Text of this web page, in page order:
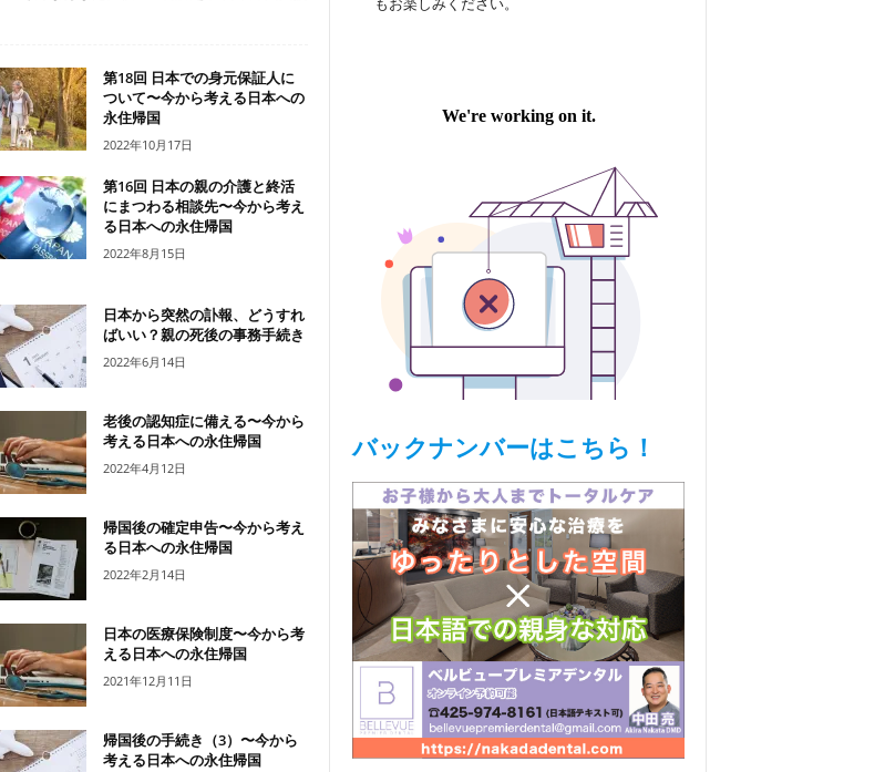
第18回 日本での身元保証人に
ついて〜今から考える日本への
永住帰国
2022年10月17日
第16回 日本の親の介護と終活
にまつわる相談先〜今から考え
る日本への永住帰国
2022年8月15日
日本から突然の訃報、どうすれ
ばいい？親の死後の事務手続き
2022年6月14日
老後の認知症に備える〜今から
考える日本への永住帰国
2022年4月12日
帰国後の確定申告〜今から考え
る日本への永住帰国
2022年2月14日
日本の医療保険制度〜今から考
える日本への永住帰国
2021年12月11日
帰国後の手続き（3）〜今から
考える日本への永住帰国
もお楽しみください。
バックナンバーはこちら！